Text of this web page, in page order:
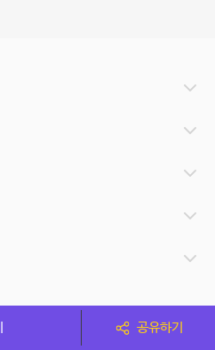
공유하기